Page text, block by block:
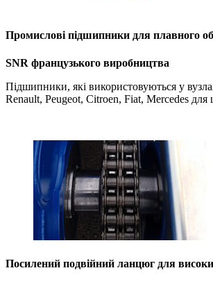
Промислові підшипники для плавного
SNR французького виробництва
Підшипники, які використовуються у
Renault, Peugeot, Citroen, Fiat, Mercedes для
Посилений подвійний ланцюг для